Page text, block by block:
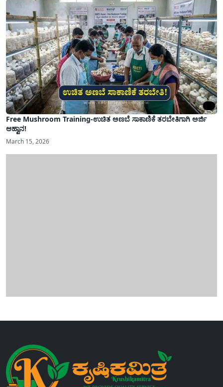
Free Mushroom Training-ಉಚಿತ ಅಣಬೆ ಸಾಕಾಣಿಕೆ ತರಬೇತಿಗಾಗಿ ಅರ್ಜಿ
ಆಹ್ವಾನ!
March 15, 2026